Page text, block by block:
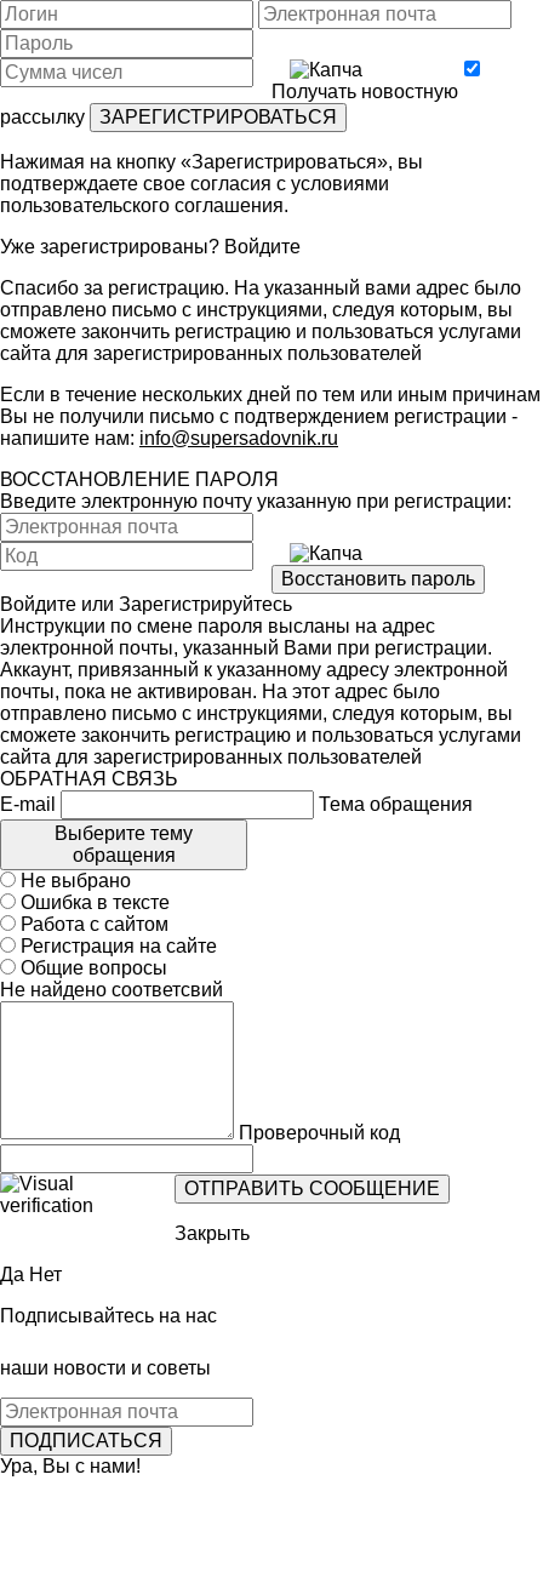
Получать новостную
рассылку
Нажимая на кнопку «Зарегистрироваться», вы
подтверждаете свое согласия с условиями
пользовательского соглашения.
Уже зарегистрированы? Войдите
Спасибо за регистрацию. На указанный вами адрес было
отправлено письмо с инструкциями, следуя которым, вы
сможете закончить регистрацию и пользоваться услугами
сайта для зарегистрированных пользователей
Если в течение нескольких дней по тем или иным причинам
Вы не получили письмо с подтверждением регистрации -
напишите нам: info@supersadovnik.ru
ВОССТАНОВЛЕНИЕ ПАРОЛЯ
Введите электронную почту указанную при регистрации:
Войдите или Зарегистрируйтесь
Инструкции по смене пароля высланы на адрес
электронной почты, указанный Вами при регистрации.
Аккаунт, привязанный к указанному адресу электронной
почты, пока не активирован. На этот адрес было
отправлено письмо с инструкциями, следуя которым, вы
сможете закончить регистрацию и пользоваться услугами
сайта для зарегистрированных пользователей
ОБРАТНАЯ СВЯЗЬ
E-mail
Тема обращения
Выберите тему
обращения
Не выбрано
Ошибка в тексте
Работа с сайтом
Регистрация на сайте
Общие вопросы
Не найдено соответсвий
Проверочный код
Закрыть
Да Нет
Подписывайтесь на нас
наши новости и советы
Ура, Вы с нами!